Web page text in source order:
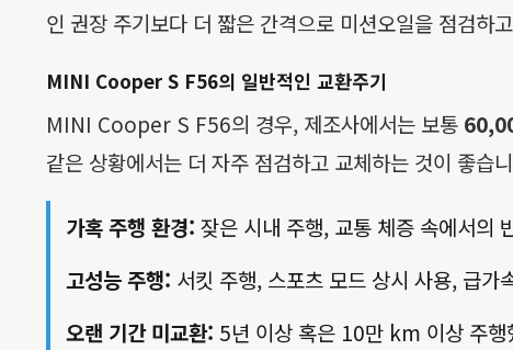
인 권장 주기보다 더 짧은 간격으로 미션오일을 점검하
MINI Cooper S F56의 일반적인 교환주기
MINI Cooper S F56의 경우, 제조사에서는 보통
같은 상황에서는 더 자주 점검하고 교체하는 것이 좋습
가혹 주행 환경: 잦은 시내 주행, 교통 체증 속에서의
고성능 주행: 서킷 주행, 스포츠 모드 상시 사용, 급가
오랜 기간 미교환: 5년 이상 혹은 10만 km 이상 주행